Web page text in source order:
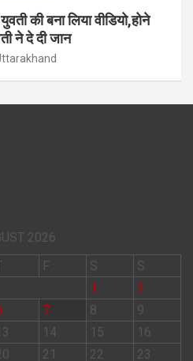
की बना लिया वीडियो,होने
ने दे दी जान
2026
F S
S
1
2
7 8
9
14 15
16
21 22
23